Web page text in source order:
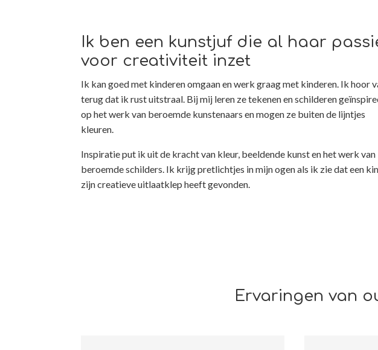
Ik ben een kunstjuf die al haar
voor creativiteit inzet
Ik kan goed met kinderen omgaan en werk graag met kinderen. Ik hoor
terug dat ik rust uitstraal. Bij mij leren ze tekenen en schilderen
op het werk van beroemde kunstenaars en mogen ze buiten de lijntjes
kleuren.
Inspiratie put ik uit de kracht van kleur, beeldende kunst en het werk van
beroemde schilders. Ik krijg pretlichtjes in mijn ogen als ik zie dat een
zijn creatieve uitlaatklep heeft gevonden.
Ervaringen van